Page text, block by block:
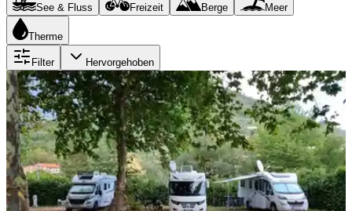
See & Fluss Freizeit Berge Meer
Therme
Filter Hervorgehoben